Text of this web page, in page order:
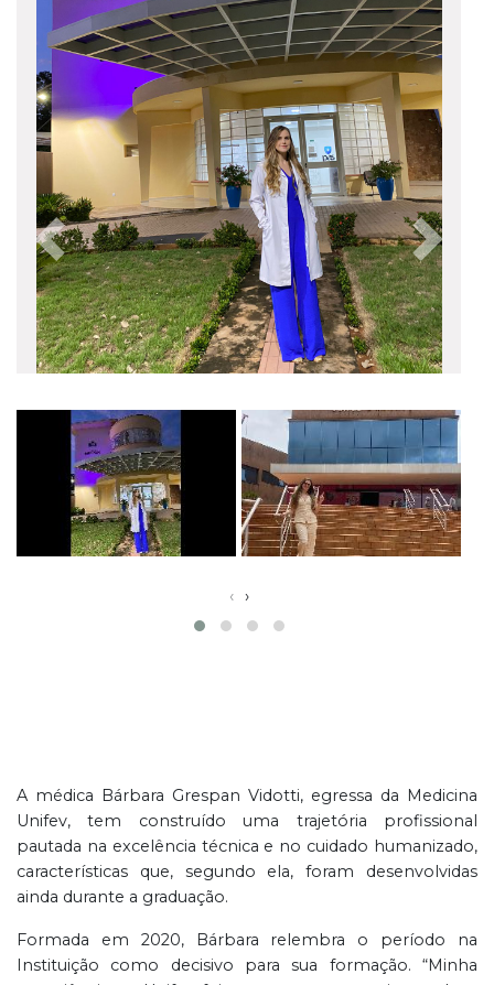
‹ ›
Anterior Próxima
A médica Bárbara Grespan Vidotti, egressa da Medicina
Unifev, tem construído uma trajetória profissional
pautada na excelência técnica e no cuidado humanizado,
características que, segundo ela, foram desenvolvidas
ainda durante a graduação.
Formada em 2020, Bárbara relembra o período na
Instituição como decisivo para sua formação. “Minha